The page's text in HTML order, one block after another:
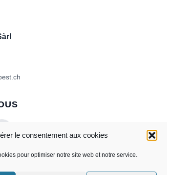
le consentement aux cookies
pour optimiser notre site web et notre service.